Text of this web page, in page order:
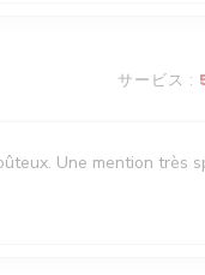
サービス :
Une mention très